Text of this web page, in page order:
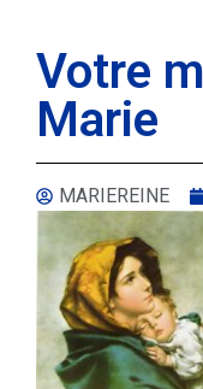
Votre
Marie
MARIEREINE